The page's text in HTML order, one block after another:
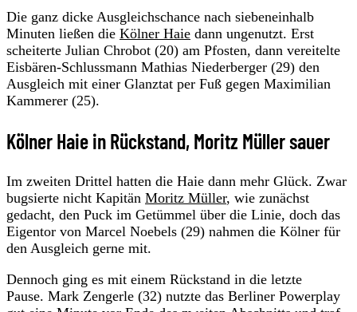
Die ganz dicke Ausgleichschance nach siebeneinhalb
Minuten ließen die Kölner Haie dann ungenutzt. Erst
scheiterte Julian Chrobot (20) am Pfosten, dann vereitelte
Eisbären-Schlussmann Mathias Niederberger (29) den
Ausgleich mit einer Glanztat per Fuß gegen Maximilian
Kammerer (25).
Kölner Haie in Rückstand, Moritz Müller sauer
Im zweiten Drittel hatten die Haie dann mehr Glück. Zwar
bugsierte nicht Kapitän Moritz Müller, wie zunächst
gedacht, den Puck im Getümmel über die Linie, doch das
Eigentor von Marcel Noebels (29) nahmen die Kölner für
den Ausgleich gerne mit.
Dennoch ging es mit einem Rückstand in die letzte
Pause. Mark Zengerle (32) nutzte das Berliner Powerplay